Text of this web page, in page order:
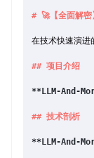
# 🚀【全面解密
在技术快速演进
## 项目介绍
**LLM-And-
## 技术剖析
**LLM-And-